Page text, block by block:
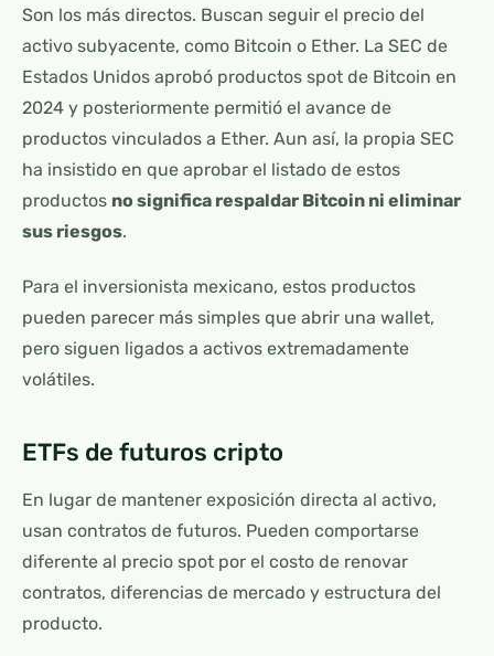
Son los más directos. Buscan seguir el precio del
activo subyacente, como Bitcoin o Ether. La SEC de
Estados Unidos aprobó productos spot de Bitcoin en
2024 y posteriormente permitió el avance de
productos vinculados a Ether. Aun así, la propia SEC
ha insistido en que aprobar el listado de estos
productos no significa respaldar Bitcoin ni eliminar
sus riesgos.
Para el inversionista mexicano, estos productos
pueden parecer más simples que abrir una wallet,
pero siguen ligados a activos extremadamente
volátiles.
ETFs de futuros cripto
En lugar de mantener exposición directa al activo,
usan contratos de futuros. Pueden comportarse
diferente al precio spot por el costo de renovar
contratos, diferencias de mercado y estructura del
producto.